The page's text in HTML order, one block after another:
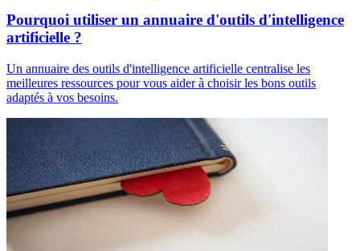
Pourquoi utiliser un annuaire d'outils d'intelligence
artificielle ?
Un annuaire des outils d'intelligence artificielle centralise les
meilleures ressources pour vous aider à choisir les bons outils
adaptés à vos besoins.